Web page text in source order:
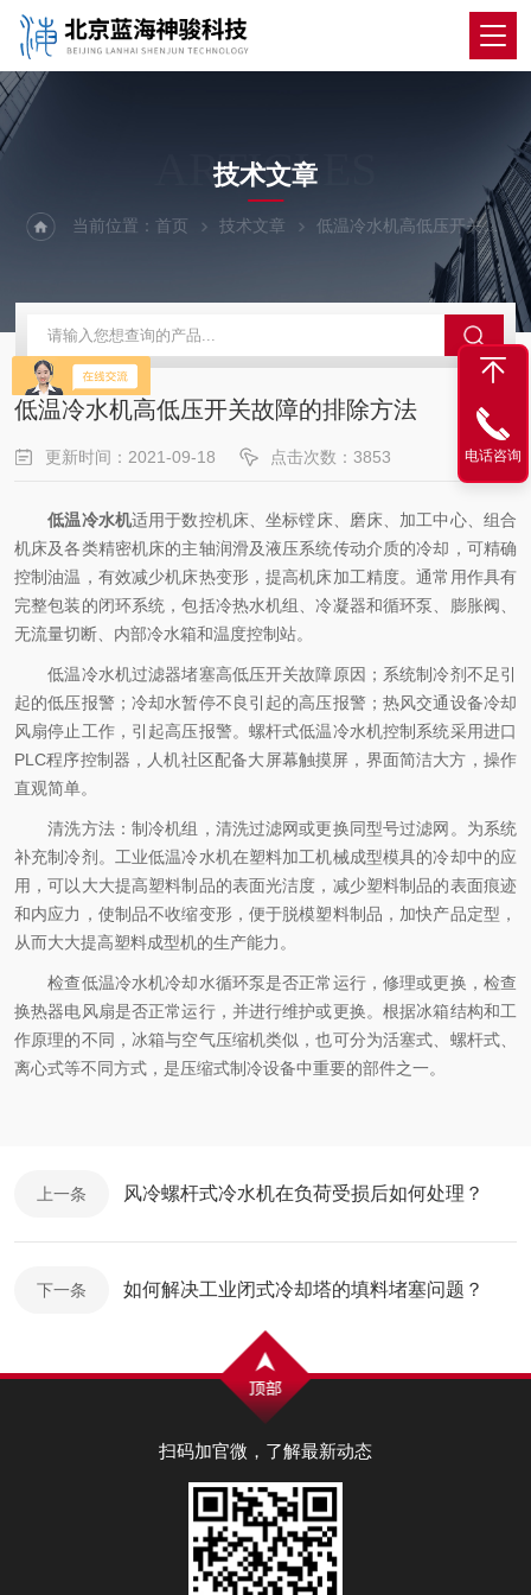
ARTICLES
技术文章
当前位置：首页 技术文章 低温冷水机高低压开关故障的排除方法
低温冷水机高低压开关故障的排除方法
更新时间：2021-09-18 点击次数：3853
低温冷水机适用于数控机床、坐标镗床、磨床、加工中心、组合
机床及各类精密机床的主轴润滑及液压系统传动介质的冷却，可精确
控制油温，有效减少机床热变形，提高机床加工精度。通常用作具有
完整包装的闭环系统，包括冷热水机组、冷凝器和循环泵、膨胀阀、
无流量切断、内部冷水箱和温度控制站。
低温冷水机过滤器堵塞高低压开关故障原因；系统制冷剂不足引
起的低压报警；冷却水暂停不良引起的高压报警；热风交通设备冷却
风扇停止工作，引起高压报警。螺杆式低温冷水机控制系统采用进口
PLC程序控制器，人机社区配备大屏幕触摸屏，界面简洁大方，操作
直观简单。
清洗方法：制冷机组，清洗过滤网或更换同型号过滤网。为系统
补充制冷剂。工业低温冷水机在塑料加工机械成型模具的冷却中的应
用，可以大大提高塑料制品的表面光洁度，减少塑料制品的表面痕迹
和内应力，使制品不收缩变形，便于脱模塑料制品，加快产品定型，
从而大大提高塑料成型机的生产能力。
检查低温冷水机冷却水循环泵是否正常运行，修理或更换，检查
换热器电风扇是否正常运行，并进行维护或更换。根据冰箱结构和工
作原理的不同，冰箱与空气压缩机类似，也可分为活塞式、螺杆式、
离心式等不同方式，是压缩式制冷设备中重要的部件之一。
上一条 风冷螺杆式冷水机在负荷受损后如何处理？
下一条 如何解决工业闭式冷却塔的填料堵塞问题？
扫码加官微，了解最新动态
电话咨询